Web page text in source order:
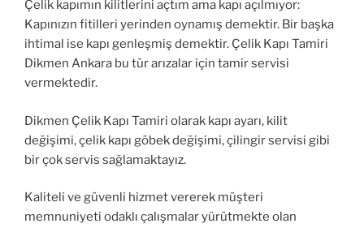
Çelik kapımın kilitlerini açtım ama kapı açılmıyor:
Kapınızın fitilleri yerinden oynamış demektir. Bir başka
ihtimal ise kapı genleşmiş demektir. Çelik Kapı Tamiri
Dikmen Ankara bu tür arızalar için tamir servisi
vermektedir.
Dikmen Çelik Kapı Tamiri olarak kapı ayarı, kilit
değişimi, çelik kapı göbek değişimi, çilingir servisi gibi
bir çok servis sağlamaktayız.
Kaliteli ve güvenli hizmet vererek müşteri
memnuniyeti odaklı çalışmalar yürütmekte olan